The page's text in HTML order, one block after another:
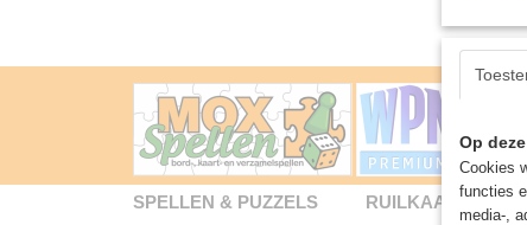
SPELLEN & PUZZELS RUILKAARTEN
Op
Cookies
functies
media-,